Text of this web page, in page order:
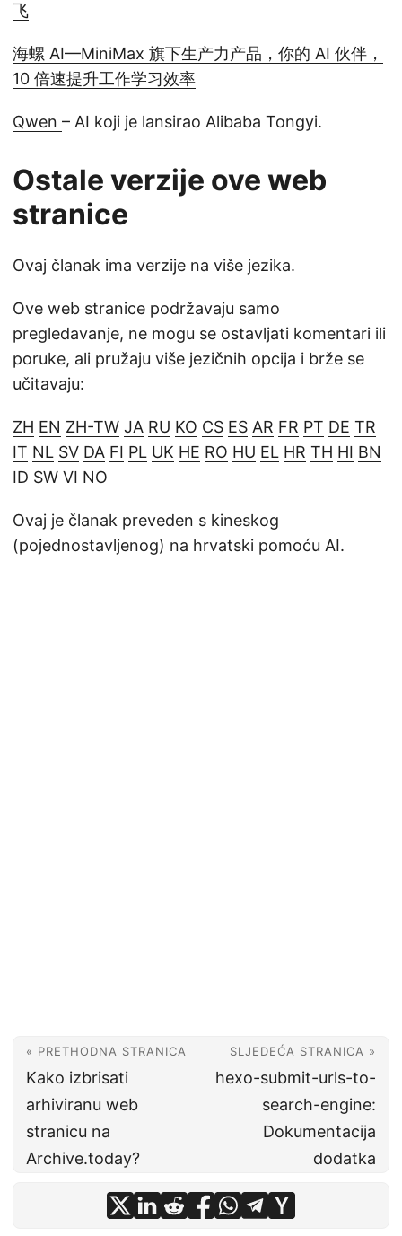
飞
海螺 AI—MiniMax 旗下生产力产品，你的 AI 伙伴，
10 倍速提升工作学习效率
Qwen – AI koji je lansirao Alibaba Tongyi.
Ostale verzije ove web
stranice
Ovaj članak ima verzije na više jezika.
Ove web stranice podržavaju samo
pregledavanje, ne mogu se ostavljati komentari ili
poruke, ali pružaju više jezičnih opcija i brže se
učitavaju:
ZH EN ZH-TW JA RU KO CS ES AR FR PT DE TR
IT NL SV DA FI PL UK HE RO HU EL HR TH HI BN
ID SW VI NO
Ovaj je članak preveden s kineskog
(pojednostavljenog) na hrvatski pomoću AI.
« PRETHODNA STRANICA
Kako izbrisati
arhiviranu web
stranicu na
Archive.today?
SLJEDEĆA STRANICA »
hexo-submit-urls-to-
search-engine:
Dokumentacija
dodatka